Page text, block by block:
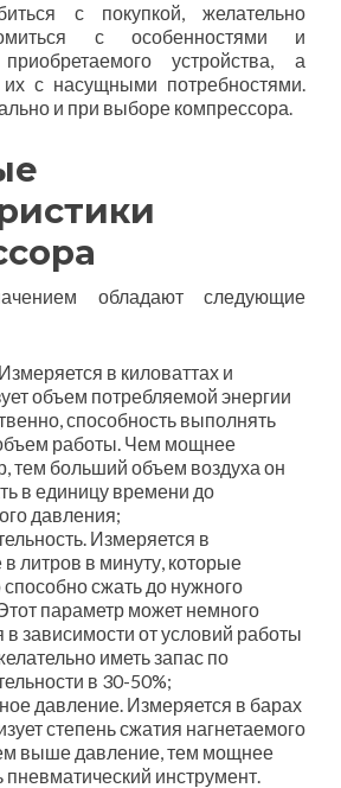
с покупкой, желательно
с особенностями и
устройства, а
их с насущными потребностями.
и при выборе компрессора.
обладают следующие
в киловаттах и
объем потребляемой энергии
способность выполнять
работы. Чем мощнее
тем больший объем воздуха он
в единицу времени до
давления;
Измеряется в
в литров в минуту, которые
способно сжать до нужного
параметр может немного
в зависимости от условий работы
иметь запас по
в 30-50%;
давление. Измеряется в барах
степень сжатия нагнетаемого
выше давление, тем мощнее
пневматический инструмент.